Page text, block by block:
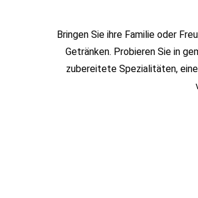
Bringen Sie ihre Familie oder
Getränken. Probieren Sie in
zubereitete Spezialitäten,